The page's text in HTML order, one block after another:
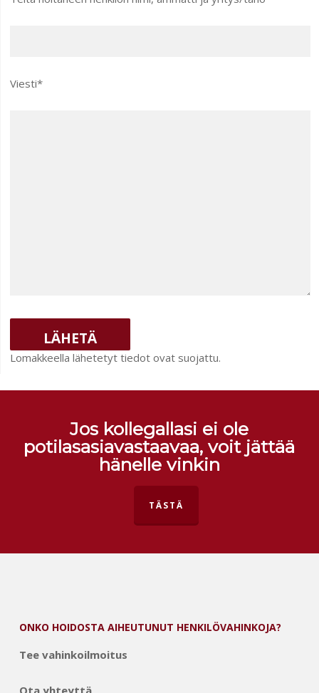
Viesti*
Alternative:
Lomakkeella lähetetyt tiedot ovat suojattu.
Jos kollegallasi ei ole
potilasasiavastaavaa, voit jättää
hänelle vinkin
TÄSTÄ
ONKO HOIDOSTA AIHEUTUNUT HENKILÖVAHINKOJA?
Tee vahinkoilmoitus
Ota yhteyttä